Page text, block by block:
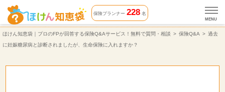
過去に妊娠糖尿病と診断されましたが、生命保険に入れますか？ | 保険Q&A | ほけん知恵袋
保険プランナー 228名
MENU
ほけん知恵袋｜プロのFPが回答する保険Q&Aサービス！無料で質問・相談 保険Q&A
過去
に妊娠糖尿病と診断されましたが、生命保険に入れますか？